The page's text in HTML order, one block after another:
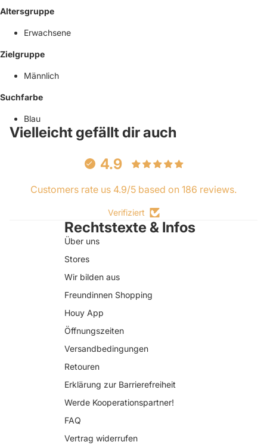
Altersgruppe
Erwachsene
Zielgruppe
Männlich
Suchfarbe
Blau
Vielleicht gefällt dir auch
4.9
Customers rate us 4.9/5 based on 186 reviews.
Verifiziert
Rechtstexte & Infos
Über uns
Stores
Wir bilden aus
Freundinnen Shopping
Houy App
Öffnungszeiten
Versandbedingungen
Retouren
Erklärung zur Barrierefreiheit
Werde Kooperationspartner!
FAQ
Vertrag widerrufen